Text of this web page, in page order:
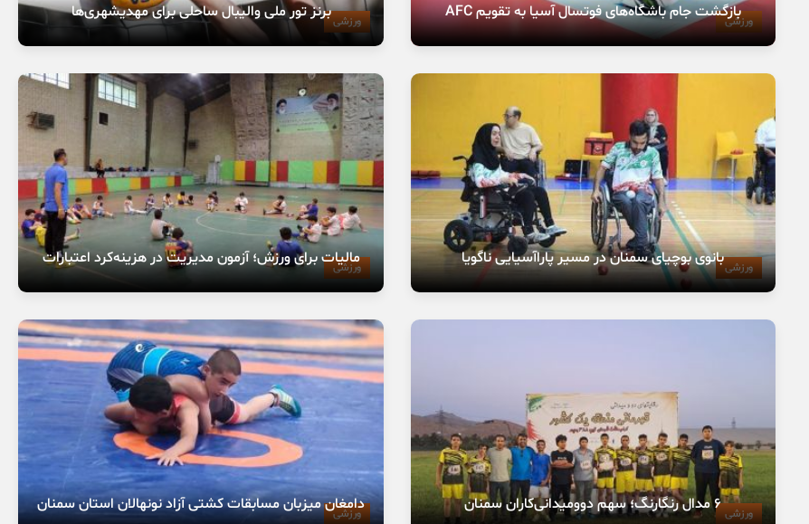
ورزشی
بازگشت جام باشگاه‌های فوتسال آسیا به تقویم AFC ورزشیبرنز تور ملی والیبال ساحلی برای مهدیشهری‌ها
ورزشیبانوی بوچیای سمنان در مسیر پاراآسیایی ناگویا ورزشی
مالیات برای ورزش؛ آزمون مدیریت در هزینه‌کرد اعتبارات
ورزشی ۶ مدال رنگارنگ؛ سهم دوومیدانی‌کاران سمنان ورزشی
دامغان میزبان مسابقات کشتی آزاد نونهالان استان سمنان